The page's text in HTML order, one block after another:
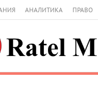
АНАЛИТИКА ПРАВО